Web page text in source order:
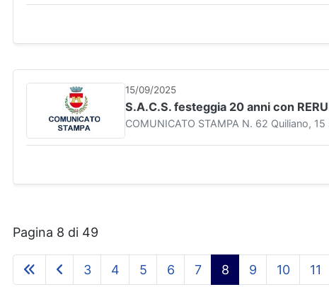
15/09/2025
S.A.C.S. festeggia 20 anni con
COMUNICATO STAMPA N. 62 Quiliano,
Pagina 8 di 49
3 4 5 6 7 8 9 10 11